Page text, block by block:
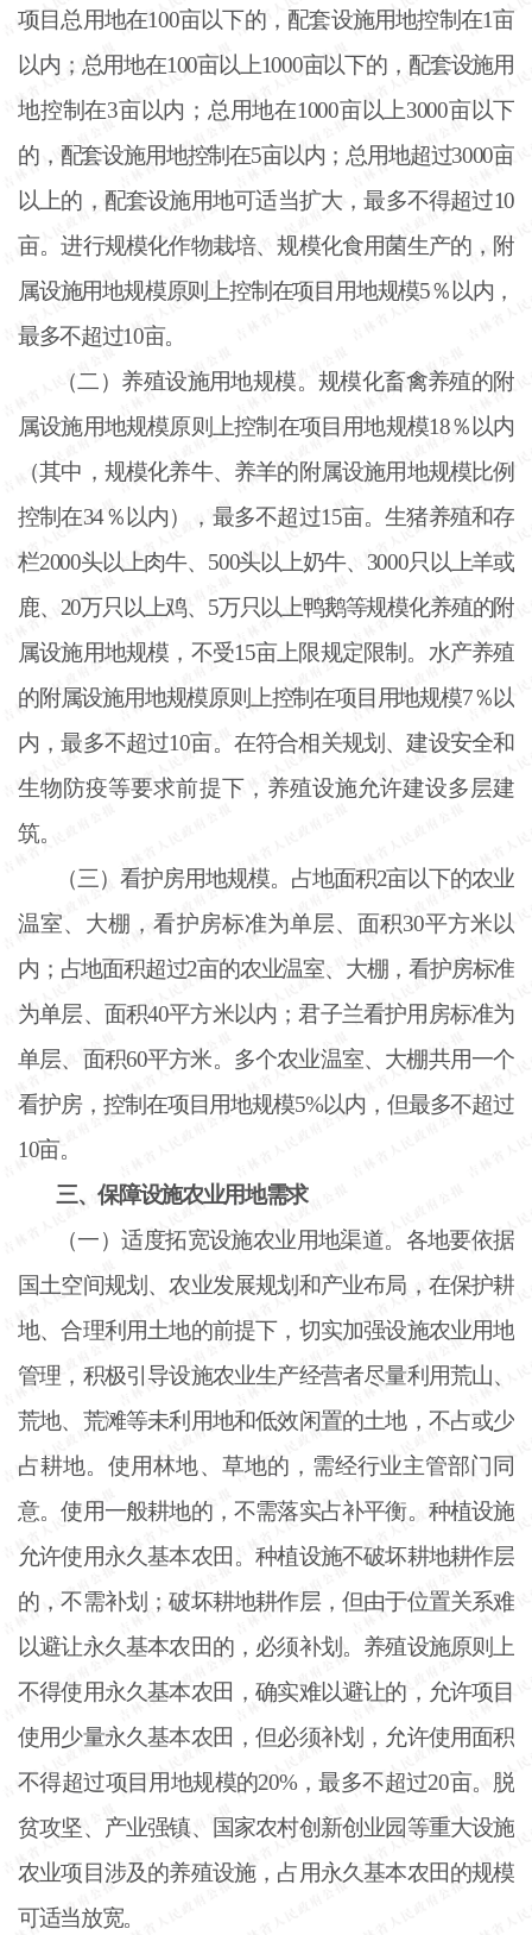
项目总用地在100亩以下的，配套设施用地控制在1亩
以内；总用地在100亩以上1000亩以下的，配套设施用
地控制在3亩以内；总用地在1000亩以上3000亩以下
的，配套设施用地控制在5亩以内；总用地超过3000亩
以上的，配套设施用地可适当扩大，最多不得超过10
亩。进行规模化作物栽培、规模化食用菌生产的，附
属设施用地规模原则上控制在项目用地规模5％以内，
最多不超过10亩。
（二）养殖设施用地规模。规模化畜禽养殖的附
属设施用地规模原则上控制在项目用地规模18％以内
（其中，规模化养牛、养羊的附属设施用地规模比例
控制在34％以内），最多不超过15亩。生猪养殖和存
栏2000头以上肉牛、500头以上奶牛、3000只以上羊或
鹿、20万只以上鸡、5万只以上鸭鹅等规模化养殖的附
属设施用地规模，不受15亩上限规定限制。水产养殖
的附属设施用地规模原则上控制在项目用地规模7％以
内，最多不超过10亩。在符合相关规划、建设安全和
生物防疫等要求前提下，养殖设施允许建设多层建
筑。
（三）看护房用地规模。占地面积2亩以下的农业
温室、大棚，看护房标准为单层、面积30平方米以
内；占地面积超过2亩的农业温室、大棚，看护房标准
为单层、面积40平方米以内；君子兰看护用房标准为
单层、面积60平方米。多个农业温室、大棚共用一个
看护房，控制在项目用地规模5%以内，但最多不超过
10亩。
三、保障设施农业用地需求
（一）适度拓宽设施农业用地渠道。各地要依据
国土空间规划、农业发展规划和产业布局，在保护耕
地、合理利用土地的前提下，切实加强设施农业用地
管理，积极引导设施农业生产经营者尽量利用荒山、
荒地、荒滩等未利用地和低效闲置的土地，不占或少
占耕地。使用林地、草地的，需经行业主管部门同
意。使用一般耕地的，不需落实占补平衡。种植设施
允许使用永久基本农田。种植设施不破坏耕地耕作层
的，不需补划；破坏耕地耕作层，但由于位置关系难
以避让永久基本农田的，必须补划。养殖设施原则上
不得使用永久基本农田，确实难以避让的，允许项目
使用少量永久基本农田，但必须补划，允许使用面积
不得超过项目用地规模的20%，最多不超过20亩。脱
贫攻坚、产业强镇、国家农村创新创业园等重大设施
农业项目涉及的养殖设施，占用永久基本农田的规模
可适当放宽。